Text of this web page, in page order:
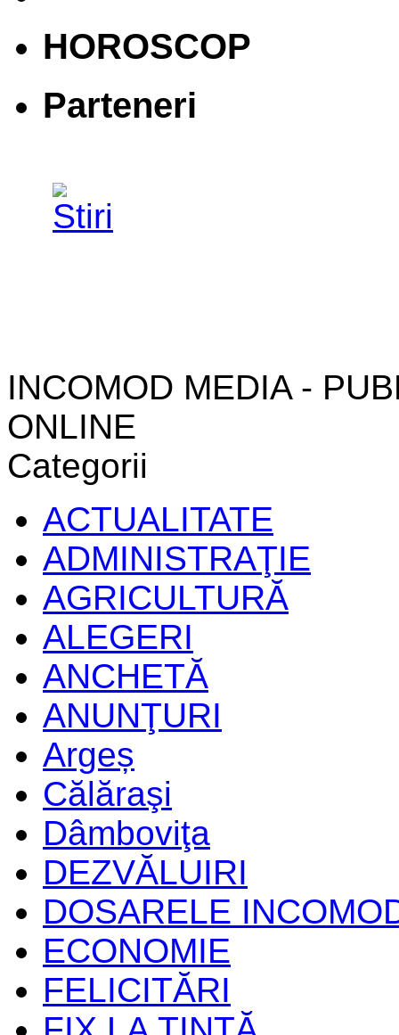
HOROSCOP
Parteneri
INCOMOD MEDIA -
ONLINE
Categorii
ACTUALITATE
ADMINISTRAŢIE
AGRICULTURĂ
ALEGERI
ANCHETĂ
ANUNŢURI
Argeș
Călăraşi
Dâmboviţa
DEZVĂLUIRI
DOSARELE
ECONOMIE
FELICITĂRI